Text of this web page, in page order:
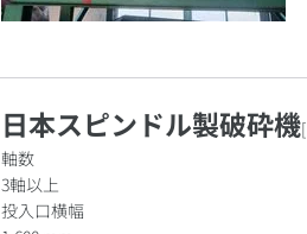
日本スピンドル製破砕機[
軸数
3軸以上
投入口横幅